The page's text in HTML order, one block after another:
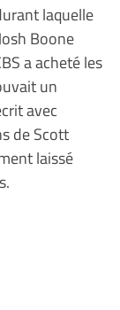
laquelle
Boone
a acheté les
un
avec
de Scott
laissé